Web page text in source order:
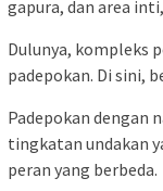
gapura, dan area
Dulunya, kompleks
padepokan. Di sini,
Padepokan dengan
tingkatan undakan
peran yang berbeda.